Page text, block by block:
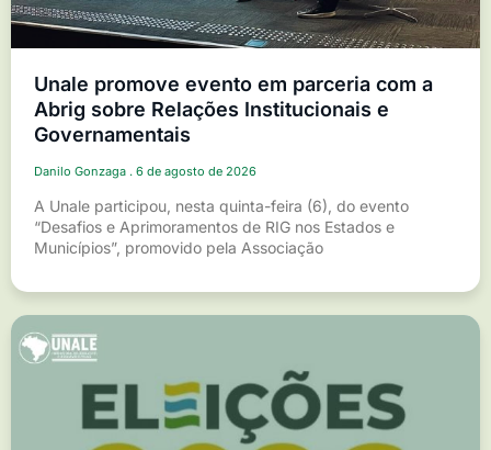
Unale promove evento em parceria com a
Abrig sobre Relações Institucionais e
Governamentais
Danilo Gonzaga 6 de agosto de 2026
A Unale participou, nesta quinta-feira (6), do evento
“Desafios e Aprimoramentos de RIG nos Estados e
Municípios”, promovido pela Associação